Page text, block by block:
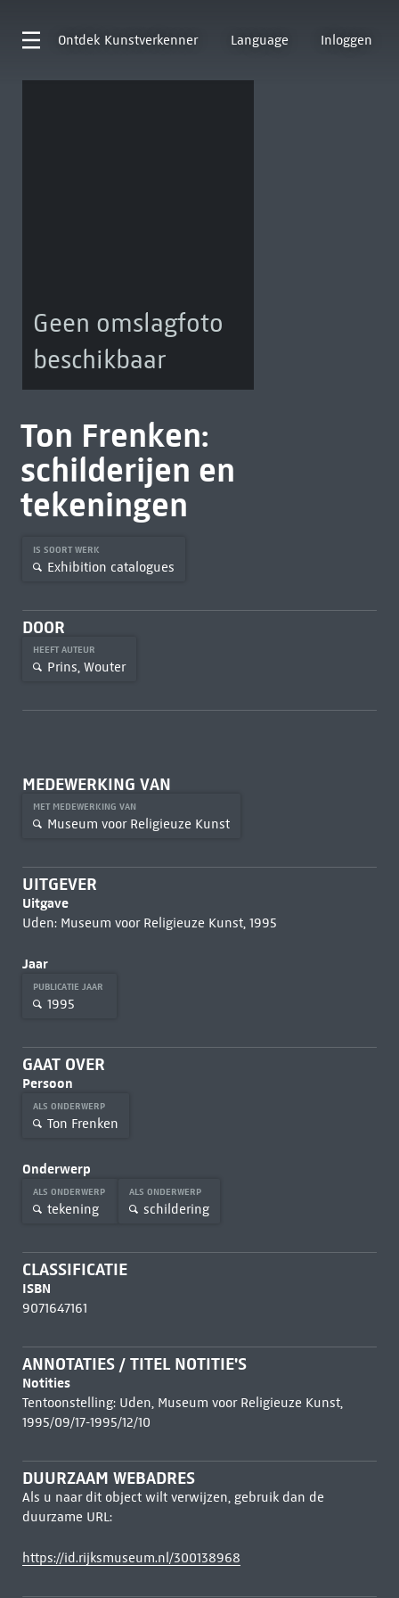
Ontdek Kunstverkenner Language Inloggen
Geen omslagfoto
beschikbaar
Ton Frenken:
schilderijen en
tekeningen
IS SOORT WERK
Exhibition catalogues
DOOR
HEEFT AUTEUR
Prins, Wouter
MEDEWERKING VAN
MET MEDEWERKING VAN
Museum voor Religieuze Kunst
UITGEVER
Uitgave
Uden: Museum voor Religieuze Kunst, 1995
Jaar
PUBLICATIE JAAR
1995
GAAT OVER
Persoon
ALS ONDERWERP
Ton Frenken
Onderwerp
ALS ONDERWERP
tekening
ALS ONDERWERP
schildering
CLASSIFICATIE
ISBN
9071647161
ANNOTATIES / TITEL NOTITIE'S
Notities
Tentoonstelling: Uden, Museum voor Religieuze Kunst,
1995/09/17-1995/12/10
DUURZAAM WEBADRES
Als u naar dit object wilt verwijzen, gebruik dan de
duurzame URL:
https://id.rijksmuseum.nl/300138968